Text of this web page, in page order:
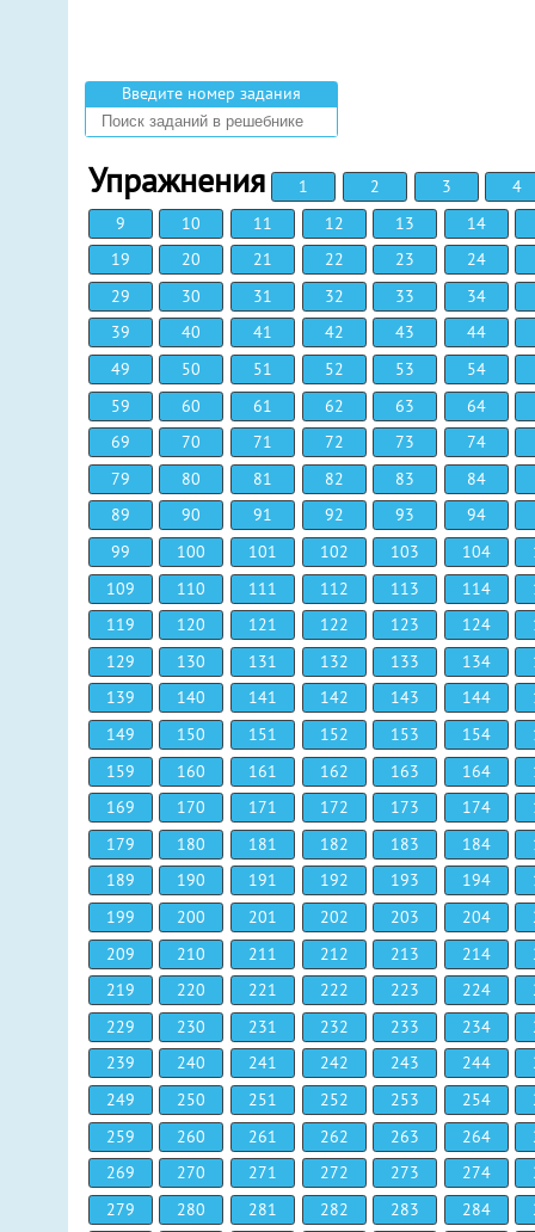
Введите номер задания
Упражнения 1 2 3
4
9
10 11 12 13
14
19
20 21 22 23
24
29
30 31 32 33
34
39
40 41 42 43
44
49
50 51 52 53
54
59
60 61 62 63
64
69
70 71 72 73
74
79
80 81 82 83
84
89
90 91 92 93
94
99
100 101 102 103 104
109
110 111 112 113 114
119
120 121 122 123 124
129
130 131 132 133 134
139
140 141 142 143 144
149
150 151 152 153 154
159
160 161 162 163 164
169
170 171 172 173 174
179
180 181 182 183 184
189
190 191 192 193 194
199
200 201 202 203 204
209
210 211 212 213 214
219
220 221 222 223 224
229
230 231 232 233 234
239
240 241 242 243 244
249
250 251 252 253 254
259
260 261 262 263 264
269
270 271 272 273 274
279
280 281 282 283 284